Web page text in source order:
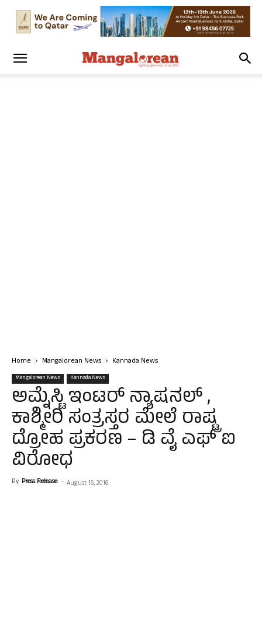
Home Mangalorean News Kannada News
Mangalorean News Kannada News
ಅಮ್ನೆಸ್ಟಿ ಇಂಟರ್ ನ್ಯಾಷನಲ್ ,
ಕಾಶ್ಮೀರಿ ಸಂತ್ರಸ್ತರ ಮೇಲೆ ರಾಷ್ಟ್ರ
ದ್ರೋಹ ಪ್ರಕರಣ – ಡಿ ವೈ ಎಫ್ ಐ
ವಿರೋಧ
By Press Release - August 16, 2016